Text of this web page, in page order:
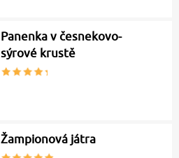
Panenka v česnekovo-
sýrové krustě
Žampionová játra